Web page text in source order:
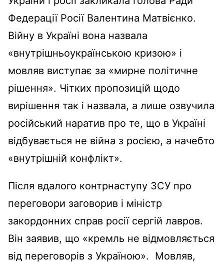
Федерації Росії Валентина Матвієнко.
Війну в Україні вона назвала
«внутрішньоукраїнською кризою» і
мовляв виступає за «мирне політичне
рішення». Чітких пропозицій щодо
вирішення так і назвала, а лише озвучила
російський наратив про те, що в Україні
відбувається не війна з росією, а начебто
«внутрішній конфлікт».
Після вдалого контрнаступу ЗСУ про
переговори заговорив і міністр
закордонних справ росії сергій лавров.
Він заявив, що «кремль не відмовляється
від переговорів з Україною». Мовляв,